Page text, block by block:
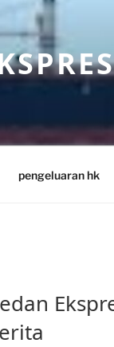
pengeluaran hk